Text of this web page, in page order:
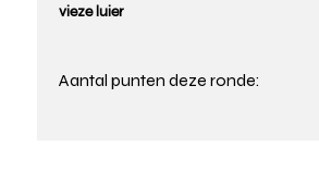
vieze luier
Aantal punten deze ronde: